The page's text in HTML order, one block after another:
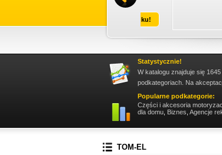
Statystycznie!
W katalogu znajduje się
podkategoriach. Na
Popularne podkategorie:
Części i akcesoria
dla domu Biznes Agencje
TOM-EL